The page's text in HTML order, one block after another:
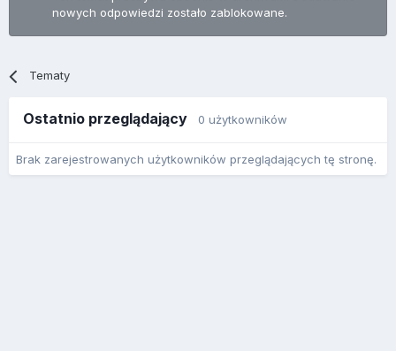
nowych odpowiedzi zostało zablokowane.
Tematy
Ostatnio przeglądający 0 użytkowników
Brak zarejestrowanych użytkowników przeglądających tę stronę.